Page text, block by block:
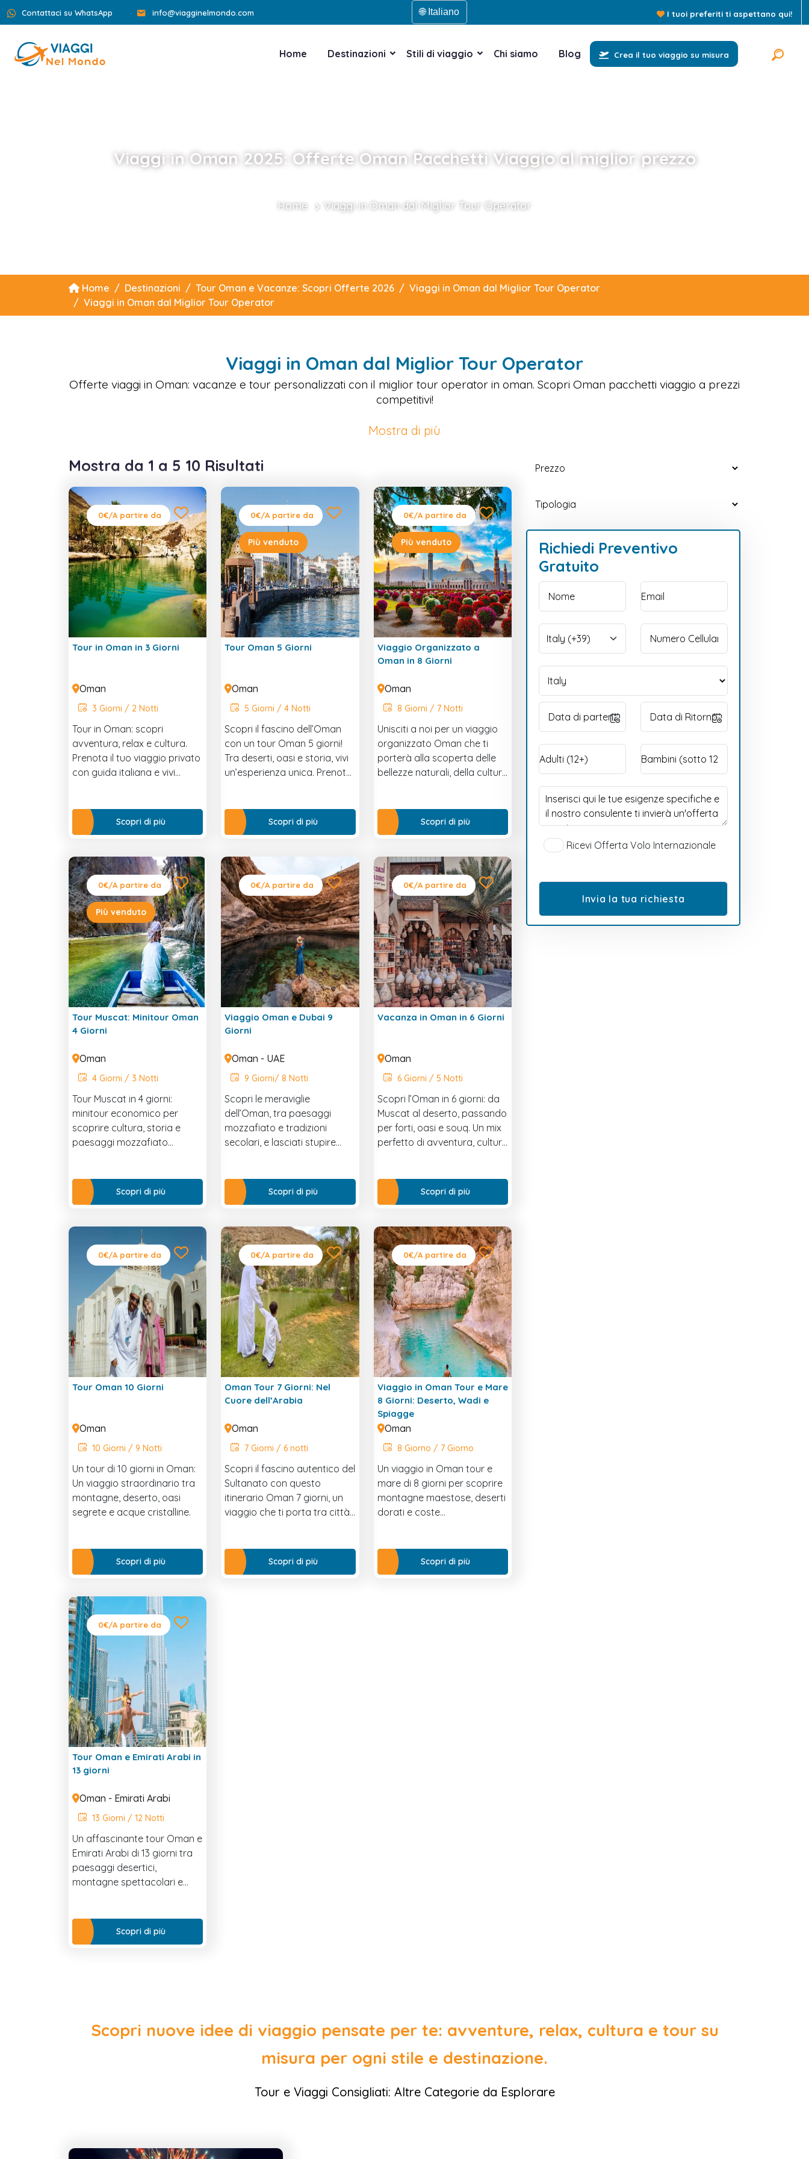
Contattaci su WhatsApp info@viagginelmondo.com 🌐 Italiano I tuoi preferiti ti aspettano qui!
Home Destinazioni Stili di viaggio Chi siamo Blog Crea il tuo viaggio su misura
Viaggi in Oman 2025: Offerte Oman Pacchetti Viaggio al miglior prezzo
Home Viaggi in Oman dal Miglior Tour Operator
Home Destinazioni Tour Oman e Vacanze: Scopri Offerte 2026
Viaggi in Oman dal Miglior Tour Operator
Viaggi in Oman dal Miglior Tour Operator
Viaggi in Oman dal Miglior Tour Operator
Offerte viaggi in Oman: vacanze e tour personalizzati con il miglior tour operator in oman. Scopri Oman pacchetti viaggio a prezzi
competitivi!
Mostra di più
Mostra da 1 a 5 10 Risultati
0€/A partire da
Tour in Oman in 3 Giorni
Oman
3 Giorni / 2 Notti
Tour in Oman: scopri
avventura, relax e cultura.
Prenota il tuo viaggio privato
con guida italiana e vivi
Scopri di più
0€/A partire da
Più venduto
Tour Oman 5 Giorni
Oman
5 Giorni / 4 Notti
Scopri il fascino dell’Oman
con un tour Oman 5 giorni!
Tra deserti, oasi e storia, vivi
un’esperienza unica. Prenota
Scopri di più
0€/A partire da
Più venduto
Viaggio Organizzato a
Oman in 8 Giorni
Oman
8 Giorni / 7 Notti
Unisciti a noi per un viaggio
organizzato Oman che ti
porterà alla scoperta delle
bellezze naturali, della cultura
straordinario paese!
Un'avventura indimenticabile
Scopri di più
0€/A partire da
Più venduto
Tour Muscat: Minitour Oman
4 Giorni
Oman
4 Giorni / 3 Notti
Tour Muscat in 4 giorni:
minitour economico per
scoprire cultura, storia e
paesaggi mozzafiato
Scopri di più
0€/A partire da
Viaggio Oman e Dubai 9
Giorni
Oman - UAE
9 Giorni/ 8 Notti
Scopri le meraviglie
dell’Oman, tra paesaggi
mozzafiato e tradizioni
secolari, e lasciati stupire
deserto, città storiche e
grattacieli futuristici.
Scopri di più
0€/A partire da
Vacanza in Oman in 6 Giorni
Oman
6 Giorni / 5 Notti
Scopri l’Oman in 6 giorni: da
Muscat al deserto, passando
per forti, oasi e souq. Un mix
perfetto di avventura, cultura
Scopri di più
0€/A partire da
Tour Oman 10 Giorni
Oman
10 Giorni / 9 Notti
Un tour di 10 giorni in Oman:
Un viaggio straordinario tra
montagne, deserto, oasi
segrete e acque cristalline.
Scopri di più
0€/A partire da
Oman Tour 7 Giorni: Nel
Cuore dell’Arabia
Oman
7 Giorni / 6 notti
Scopri il fascino autentico del
Sultanato con questo
itinerario Oman 7 giorni, un
viaggio che ti porta tra città
mozzafiato. Con guide
esperte e sistemazioni
Scopri di più
0€/A partire da
Viaggio in Oman Tour e Mare
8 Giorni: Deserto, Wadi e
Spiagge
Oman
8 Giorno / 7 Giorno
Un viaggio in Oman tour e
mare di 8 giorni per scoprire
montagne maestose, deserti
dorati e coste
paesaggi da sogno.
Scopri di più
0€/A partire da
Tour Oman e Emirati Arabi in
13 giorni
Oman - Emirati Arabi
13 Giorni / 12 Notti
Un affascinante tour Oman e
Emirati Arabi di 13 giorni tra
paesaggi desertici,
montagne spettacolari e
tra cultura, natura e
modernità.
Scopri di più
Richiedi Preventivo
Gratuito
Ricevi Offerta Volo Internazionale
Scopri nuove idee di viaggio pensate per te: avventure, relax, cultura e tour su
misura per ogni stile e destinazione.
Tour e Viaggi Consigliati: Altre Categorie da Esplorare